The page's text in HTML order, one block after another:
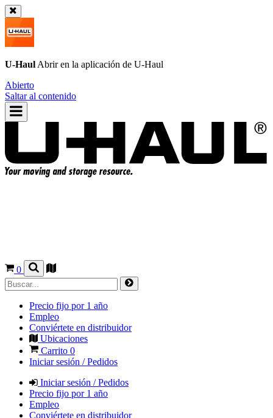
U-Haul Abrir en la aplicación de U-Haul
Abierto
Saltar al contenido
0
Precio fijo por 1 año
Empleo
Conviértete en distribuidor
Ubicaciones
Carrito 0
Iniciar sesión / Pedidos
Iniciar sesión / Pedidos
Precio fijo por 1 año
Empleo
Conviértete en distribuidor